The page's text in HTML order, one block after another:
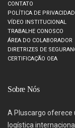
CONTATO
POLÍTICA DE
VÍDEO INSTITUCIONAL
TRABALHE CONOSCO
ÁREA DO COLABORADOR
DIRETRIZES DE
CERTIFICAÇÃO OEA
Sobre Nós
A Pluscargo oferece
logística